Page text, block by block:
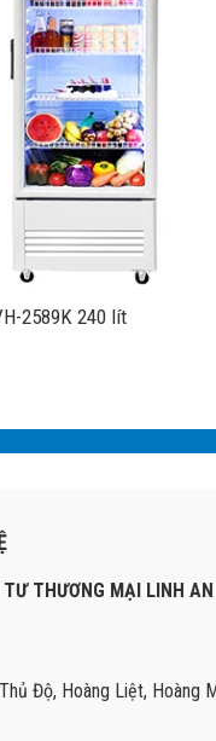
2589K 240 lít
THƯƠNG MẠI LINH AN
Độ, Hoàng Liệt, Hoàng